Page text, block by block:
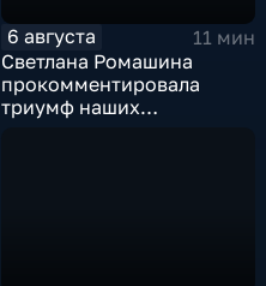
6 августа
11 мин
Светлана Ромашина
прокомментировала
триумф наших